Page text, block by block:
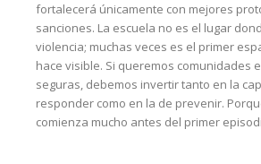
fortalecerá únicamente con mejores
sanciones. La escuela no es el lugar
violencia; muchas veces es el primer
hace visible. Si queremos comunidades
seguras, debemos invertir tanto en la
responder como en la de prevenir.
comienza mucho antes del primer